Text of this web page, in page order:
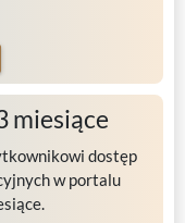
miesiące
dostęp
w portalu